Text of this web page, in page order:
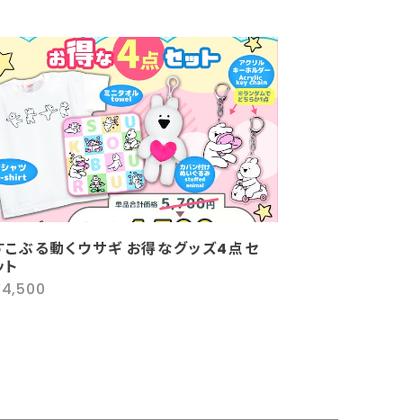
こぶる動くウサギ お得なグッズ4点セ
ト